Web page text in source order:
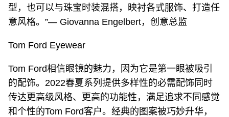
型，也可以与珠宝时装混搭，映衬各式服饰、打造任
意风格。”— Giovanna Engelbert，创意总监
Tom Ford Eyewear
Tom Ford相信眼镜的魅力，因为它是第一眼被吸引
的配饰。2022春夏系列提供多样性的必需配饰同时
传达更高级风格、更高的功能性，满足追求不同感觉
和个性的Tom Ford客户。经典的图案被巧妙升华，